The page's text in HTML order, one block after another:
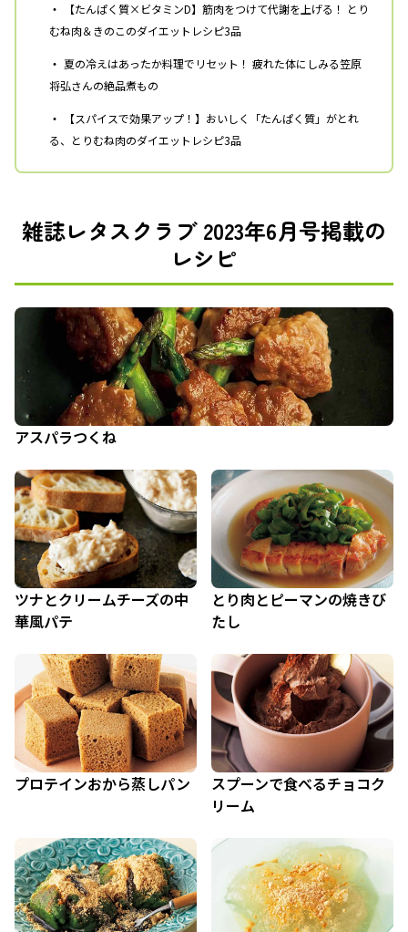
・
【たんぱく質×ビタミンD】筋肉をつけて代謝を上げる！ とり
むね肉＆きのこのダイエットレシピ3品
・ 夏の冷えはあったか料理でリセット！ 疲れた体にしみる笠原
将弘さんの絶品煮もの
・
【スパイスで効果アップ！】おいしく「たんぱく質」がとれ
る、とりむね肉のダイエットレシピ3品
雑誌レタスクラブ 2023年6月号掲載の
レシピ
アスパラつくね
ツナとクリームチーズの中
華風パテ
とり肉とピーマンの焼きび
たし
プロテインおから蒸しパン
スプーンで食べるチョコク
リーム